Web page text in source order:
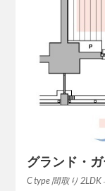
グランド・
C type 間取り